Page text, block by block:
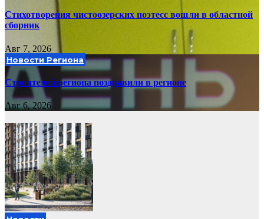
Стихотворения чистоозерских поэтесс вошли в областной
сборник
Авг 7, 2026
Новости Региона
Строителей региона поздравили в регионе
Авг 6, 2026